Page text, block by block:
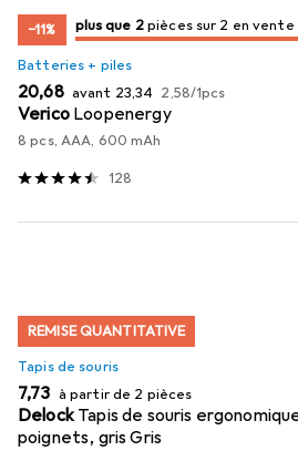
−11% 2/ 2
2/ 2 en vente
plus que 2pièces sur 2 en vente
Batteries + piles
EUR
20,68 avant EUR
23,34 EUR
2,58/1pcs
Verico Loopenergy
8 pcs, AAA, 600 mAh
128
REMISE QUANTITATIVE
Tapis de souris
EUR
7,73 à partir de 2 pièces
Delock Tapis de souris
poignets, gris Gris